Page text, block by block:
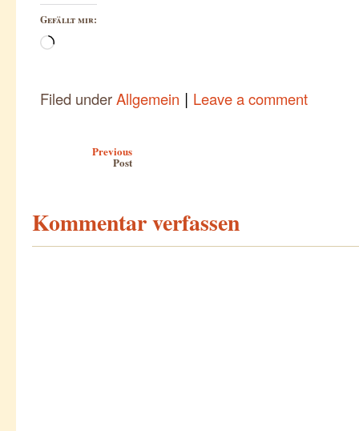
Gefällt mir:
Wird
Filed underAllgemein | Leave a comment
Previous
Post
Kommentar verfassen